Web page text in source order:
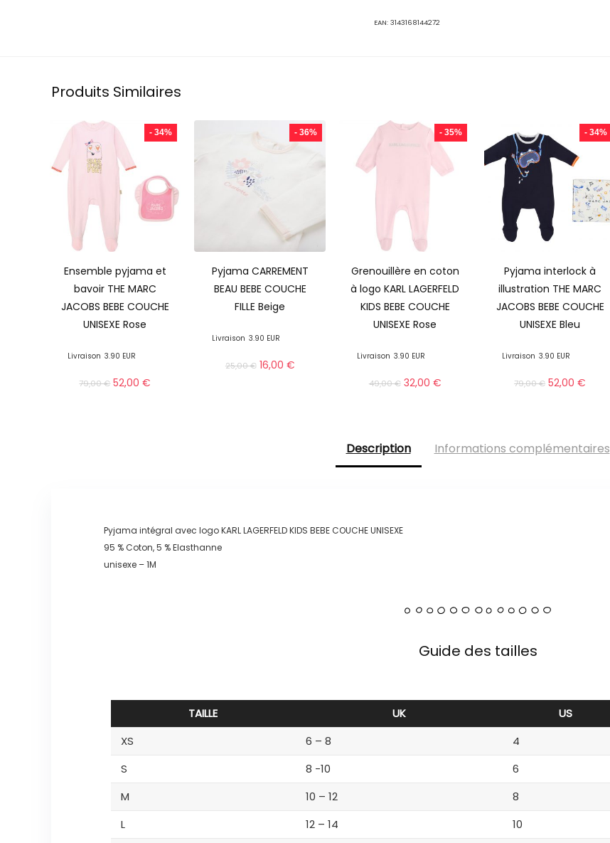
EAN:3143168144272
Produits Similaires
- 34%
Ensemble pyjama et
bavoir THE MARC
JACOBS BEBE COUCHE
UNISEXE Rose
Livraison 3.90 EUR
79,00€ 52,00€
- 36%
Pyjama CARREMENT
BEAU BEBE COUCHE
FILLE Beige
Livraison 3.90 EUR
25,00€ 16,00 €
- 35%
Grenouillère en coton
à logo KARL LAGERFELD
KIDS BEBE COUCHE
UNISEXE Rose
Livraison 3.90 EUR
49,00€ 32,00 €
- 34%
Pyjama interlock à
illustration THE MARC
JACOBS BEBE COUCHE
UNISEXE Bleu
Livraison 3.90 EUR
79,00€ 52,00€
Description Informations complémentaires
Pyjama intégral avec logo KARL LAGERFELD KIDS BEBE COUCHE UNISEXE
95 % Coton, 5 % Elasthanne
unisexe – 1M
Guide des tailles
TAILLE UK US
XS
6 – 8 4
S
8 -10 6
M
10 – 12 8
L
12 – 14 10